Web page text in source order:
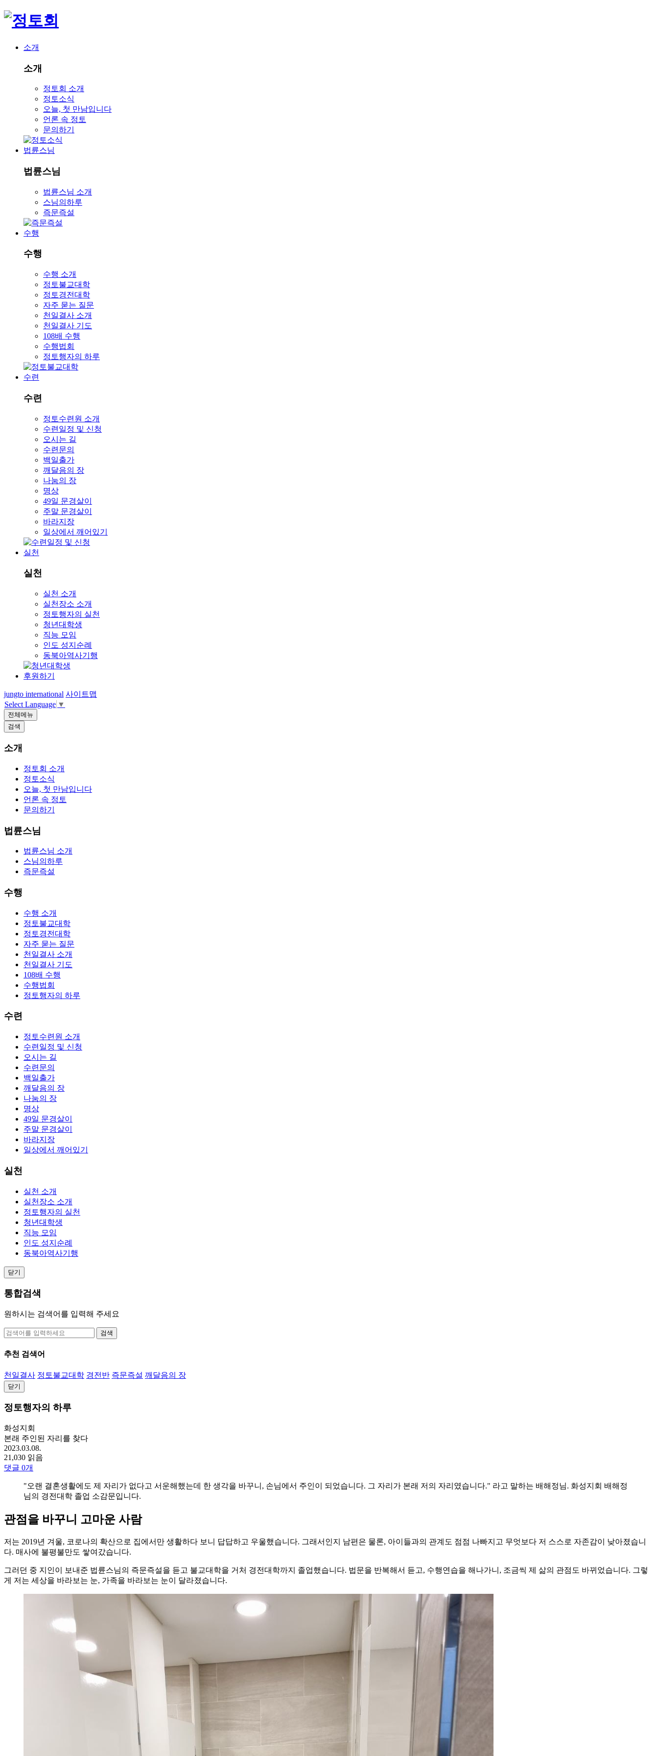
소개
소개
정토회 소개
정토소식
오늘, 첫 만남입니다
언론 속 정토
문의하기
법륜스님
법륜스님
법륜스님 소개
스님의하루
즉문즉설
수행
수행
수행 소개
정토불교대학
정토경전대학
자주 묻는 질문
천일결사 소개
천일결사 기도
108배 수행
수행법회
정토행자의 하루
수련
수련
정토수련원 소개
수련일정 및 신청
오시는 길
수련문의
백일출가
깨달음의 장
나눔의 장
명상
49일 문경살이
주말 문경살이
바라지장
일상에서 깨어있기
실천
실천
실천 소개
실천장소 소개
정토행자의 실천
청년대학생
직능 모임
인도 성지순례
동북아역사기행
후원하기
jungto international 사이트맵
Select Language ▼
전체메뉴
검색
소개
정토회 소개
정토소식
오늘, 첫 만남입니다
언론 속 정토
문의하기
법륜스님
법륜스님 소개
스님의하루
즉문즉설
수행
수행 소개
정토불교대학
정토경전대학
자주 묻는 질문
천일결사 소개
천일결사 기도
108배 수행
수행법회
정토행자의 하루
수련
정토수련원 소개
수련일정 및 신청
오시는 길
수련문의
백일출가
깨달음의 장
나눔의 장
명상
49일 문경살이
주말 문경살이
바라지장
일상에서 깨어있기
실천
실천 소개
실천장소 소개
정토행자의 실천
청년대학생
직능 모임
인도 성지순례
동북아역사기행
닫기
통합검색
원하시는 검색어를 입력해 주세요
검색
추천 검색어
천일결사 정토불교대학 경전반 즉문즉설 깨달음의 장
닫기
정토행자의 하루
화성지회
본래 주인된 자리를 찾다
2023.03.08.
21,030 읽음
댓글 0개
"오랜 결혼생활에도 제 자리가 없다고 서운해했는데 한 생각을 바꾸니, 손님에서 주인이 되었습니다. 그 자리가 본래 저의 자리였습니다." 라고 말하는 배해정님. 화성지회 배해정
님의 경전대학 졸업 소감문입니다.
관점을 바꾸니 고마운 사람
저는 2019년 겨울, 코로나의 확산으로 집에서만 생활하다 보니 답답하고 우울했습니다. 그래서인지 남편은 물론, 아이들과의 관계도 점점 나빠지고 무엇보다 저 스스로 자존감이 낮아졌습니
다. 매사에 불평불만도 쌓여갔습니다.
그러던 중 지인이 보내준 법륜스님의 즉문즉설을 듣고 불교대학을 거처 경전대학까지 졸업했습니다. 법문을 반복해서 듣고, 수행연습을 해나가니, 조금씩 제 삶의 관점도 바뀌었습니다. 그렇
게 저는 세상을 바라보는 눈, 가족을 바라보는 눈이 달라졌습니다.